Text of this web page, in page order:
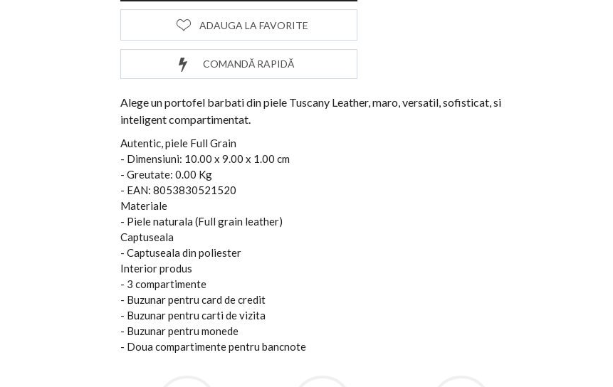
COMANDĂ RAPIDĂ
ADAUGA LA FAVORITE
Alege un portofel barbati din piele Tuscany Leather, maro, versatil, sofisticat, si
inteligent compartimentat.
Autentic, piele Full Grain
- Dimensiuni: 10.00 x 9.00 x 1.00 cm
- Greutate: 0.00 Kg
- EAN: 8053830521520
Materiale
- Piele naturala (Full grain leather)
Captuseala
- Captuseala din poliester
Interior produs
- 3 compartimente
- Buzunar pentru card de credit
- Buzunar pentru carti de vizita
- Buzunar pentru monede
- Doua compartimente pentru bancnote